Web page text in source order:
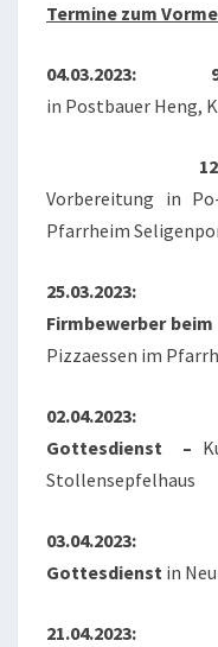
Termine zum
04.03.2023:
in Postbauer Heng,
12.30 Uhr
Vorbereitung in
Pfarrheim
25.03.2023:
Firmbewerber
Pizzaessen im
02.04.2023:
Gottesdienst –
Stollensepfelhaus
03.04.2023:
Gottesdienst in